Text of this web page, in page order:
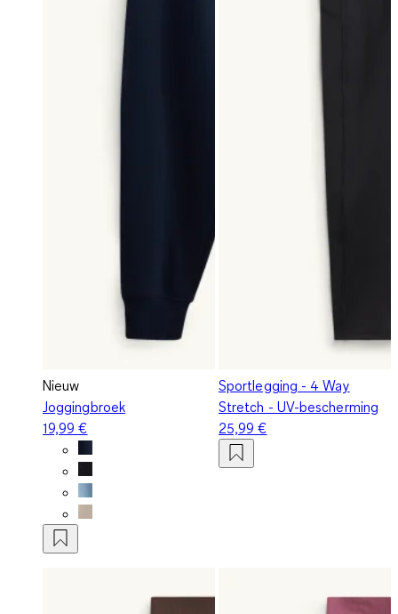
Nieuw
Joggingbroek
19,99 €
Sportlegging - 4 Way
Stretch - UV-bescherming
25,99 €